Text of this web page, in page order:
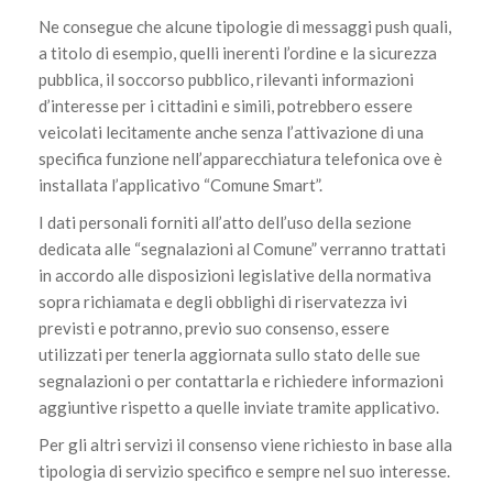
Ne consegue che alcune tipologie di messaggi push quali,
a titolo di esempio, quelli inerenti l’ordine e la sicurezza
pubblica, il soccorso pubblico, rilevanti informazioni
d’interesse per i cittadini e simili, potrebbero essere
veicolati lecitamente anche senza l’attivazione di una
specifica funzione nell’apparecchiatura telefonica ove è
installata l’applicativo “Comune Smart”.
I dati personali forniti all’atto dell’uso della sezione
dedicata alle “segnalazioni al Comune” verranno trattati
in accordo alle disposizioni legislative della normativa
sopra richiamata e degli obblighi di riservatezza ivi
previsti e potranno, previo suo consenso, essere
utilizzati per tenerla aggiornata sullo stato delle sue
segnalazioni o per contattarla e richiedere informazioni
aggiuntive rispetto a quelle inviate tramite applicativo.
Per gli altri servizi il consenso viene richiesto in base alla
tipologia di servizio specifico e sempre nel suo interesse.